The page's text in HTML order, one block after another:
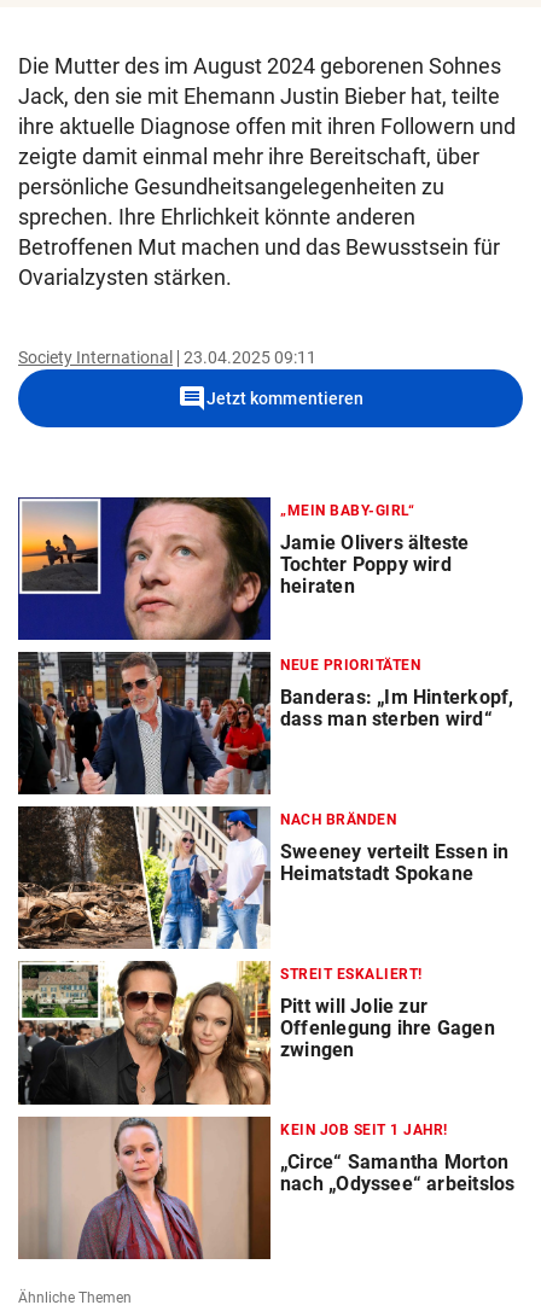
Die Mutter des im August 2024 geborenen Sohnes
Jack, den sie mit Ehemann Justin Bieber hat, teilte
ihre aktuelle Diagnose offen mit ihren Followern und
zeigte damit einmal mehr ihre Bereitschaft, über
persönliche Gesundheitsangelegenheiten zu
sprechen. Ihre Ehrlichkeit könnte anderen
Betroffenen Mut machen und das Bewusstsein für
Ovarialzysten stärken.
Society International 23.04.2025 09:11
commentJetzt kommentieren
„MEIN BABY-GIRL“
Jamie Olivers älteste
Tochter Poppy wird
heiraten
NEUE PRIORITÄTEN
Banderas: „Im Hinterkopf,
dass man sterben wird“
NACH BRÄNDEN
Sweeney verteilt Essen in
Heimatstadt Spokane
STREIT ESKALIERT!
Pitt will Jolie zur
Offenlegung ihre Gagen
zwingen
KEIN JOB SEIT 1 JAHR!
„Circe“ Samantha Morton
nach „Odyssee“ arbeitslos
Ähnliche Themen